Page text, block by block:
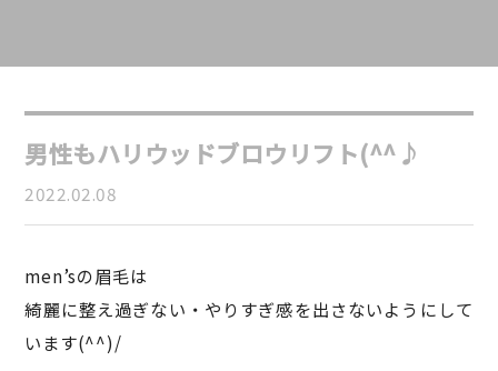
男性もハリウッドブロウリフト(^^♪
2022.02.08
men’sの眉毛は
綺麗に整え過ぎない・やりすぎ感を出さないようにして
います(^^)/